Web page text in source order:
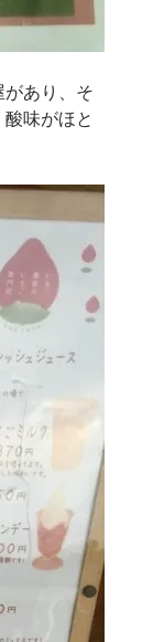
あり、そ
味がほと